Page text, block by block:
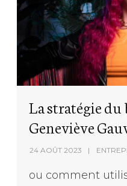
La stratégie du
Geneviève
24 AOÛT 2023
ou comment